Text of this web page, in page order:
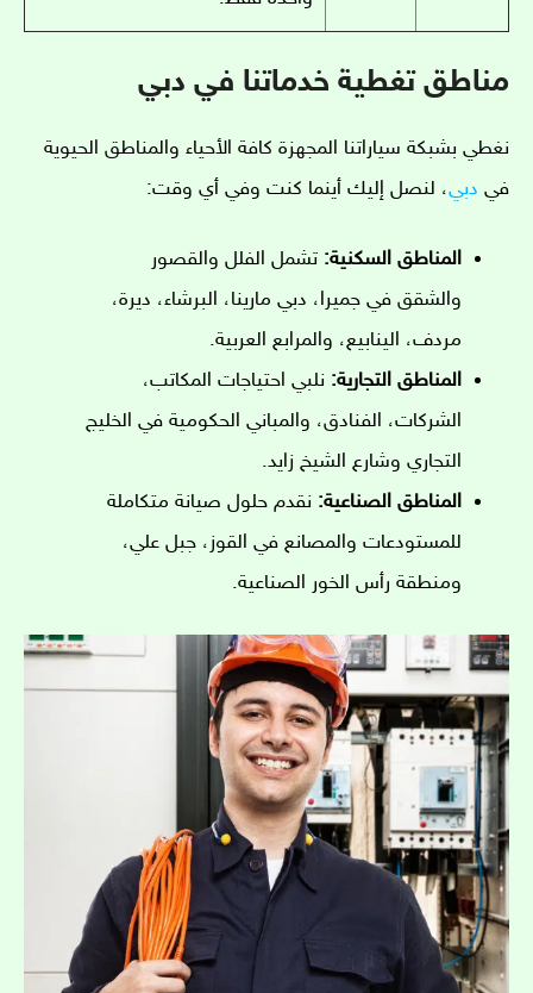
مناطق تغطية خدماتنا في دبي
نغطي بشبكة سياراتنا المجهزة كافة الأحياء والمناطق الحيوية
في دبي، لنصل إليك أينما كنت وفي أي وقت:
المناطق السكنية: تشمل الفلل والقصور
والشقق في جميرا، دبي مارينا، البرشاء، ديرة،
مردف، الينابيع، والمرابع العربية.
المناطق التجارية: نلبي احتياجات المكاتب،
الشركات، الفنادق، والمباني الحكومية في الخليج
التجاري وشارع الشيخ زايد.
المناطق الصناعية: نقدم حلول صيانة متكاملة
للمستودعات والمصانع في القوز، جبل علي،
ومنطقة رأس الخور الصناعية.